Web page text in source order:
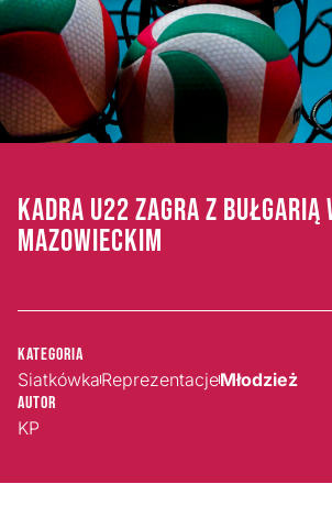
KADRA U22 ZAGRA Z BUŁGARIĄ
MAZOWIECKIM
Kategoria
SiatkówkaReprezentacjeMłodzież
Autor
KP